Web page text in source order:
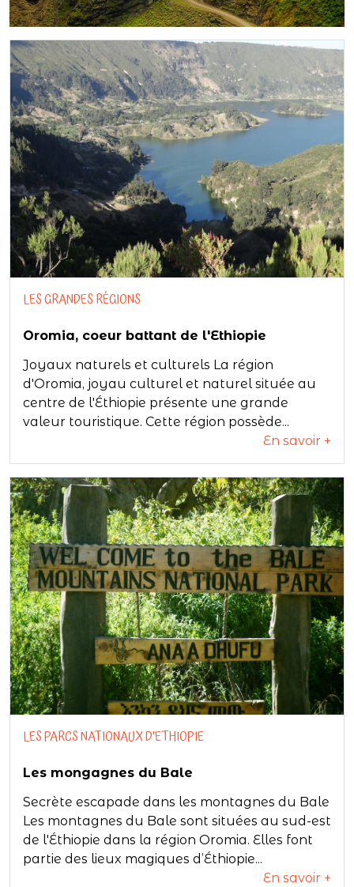
LES GRANDES RÉGIONS
Oromia, coeur battant de l'Ethiopie
Joyaux naturels et culturels La région
d'Oromia, joyau culturel et naturel située au
centre de l'Éthiopie présente une grande
valeur touristique. Cette région possède...
En savoir +
LES PARCS NATIONAUX D'ETHIOPIE
Les mongagnes du Bale
Secrète escapade dans les montagnes du Bale
Les montagnes du Bale sont situées au sud-est
de l'Éthiopie dans la région Oromia. Elles font
partie des lieux magiques d’Éthiopie...
En savoir +